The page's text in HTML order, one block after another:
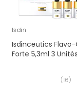
Isdin
Isdinceutics Flavo-
Forte 5,3ml 3 Unités
(16)